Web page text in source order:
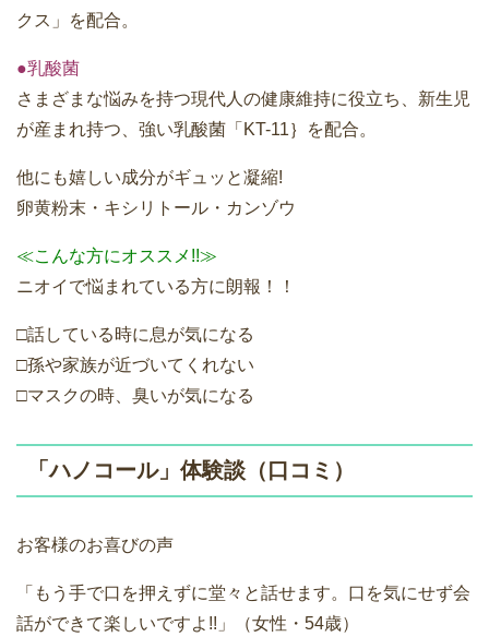
クス」を配合。
●乳酸菌
さまざまな悩みを持つ現代人の健康維持に役立ち、新生児
が産まれ持つ、強い乳酸菌「KT-11｝を配合。
他にも嬉しい成分がギュッと凝縮!
卵黄粉末・キシリトール・カンゾウ
≪こんな方にオススメ!!≫
ニオイで悩まれている方に朗報！！
□話している時に息が気になる
□孫や家族が近づいてくれない
□マスクの時、臭いが気になる
「ハノコール」体験談（口コミ）
お客様のお喜びの声
「もう手で口を押えずに堂々と話せます。口を気にせず会
話ができて楽しいですよ!!」（女性・54歳）